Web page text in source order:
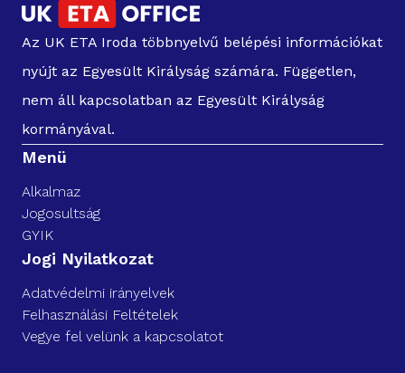
Az UK ETA Iroda többnyelvű belépési információkat
nyújt az Egyesült Királyság számára. Független,
nem áll kapcsolatban az Egyesült Királyság
kormányával.
Menü
Alkalmaz
Jogosultság
GYIK
Jogi Nyilatkozat
Adatvédelmi irányelvek
Felhasználási Feltételek
Vegye fel velünk a kapcsolatot